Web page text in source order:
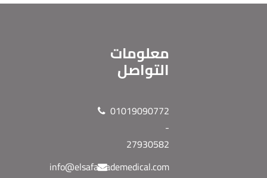
معلومات
التواصل
01019090772
-
27930582
info@elsafatrademedical.com